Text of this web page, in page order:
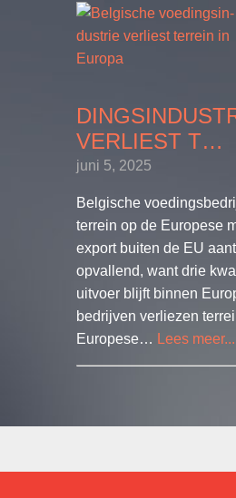
VERLIEST T…
juni 5, 2025
Belgische
terrein op de Europese
export buiten de EU
opvallend, want drie
uitvoer blijft binnen
bedrijven verliezen
Europese… Lees meer...